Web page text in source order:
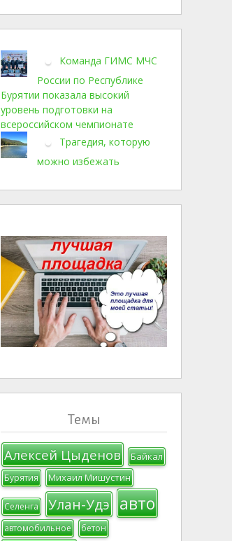
Команда ГИМС МЧС
России по Республике
Бурятии показала высокий
уровень подготовки на
всероссийском чемпионате
Трагедия, которую
можно избежать
Темы
Алексей Цыденов Байкал
Бурятия Михаил Мишустин
Селенга Улан-Удэ авто
автомобильное бетон